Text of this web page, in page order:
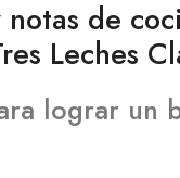
notas de
Leches
lograr un